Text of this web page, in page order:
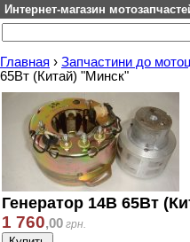
Интернет-магазин
Главная › Запчастини до
65Вт (Китай) "Минск"
Генератор 14В 65Вт
1 760,00 грн.